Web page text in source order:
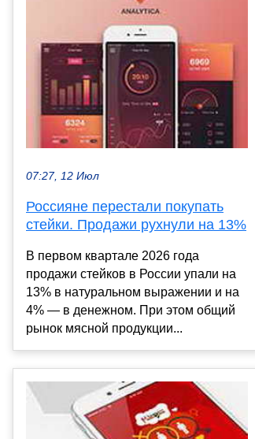
07:27, 12 Июл
Россияне перестали покупать
стейки. Продажи рухнули на 13%
В первом квартале 2026 года
продажи стейков в России упали на
13% в натуральном выражении и на
4% — в денежном. При этом общий
рынок мясной продукции...